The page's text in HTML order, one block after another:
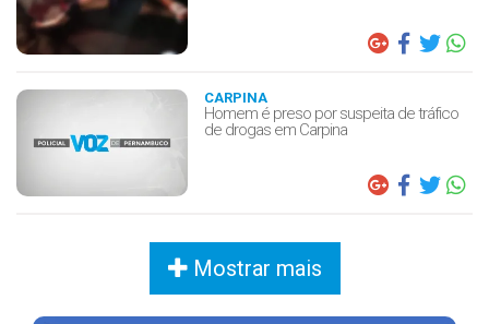
CARPINA
Homem é preso por suspeita de tráfico
de drogas em Carpina
Mostrar mais